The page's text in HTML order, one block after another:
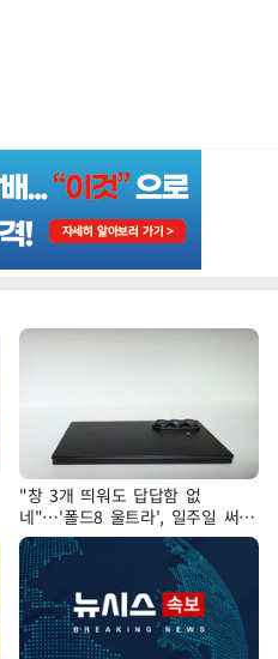
"창 3개 띄워도 답답함 없
네"…'폴드8 울트라', 일주일 써보
니